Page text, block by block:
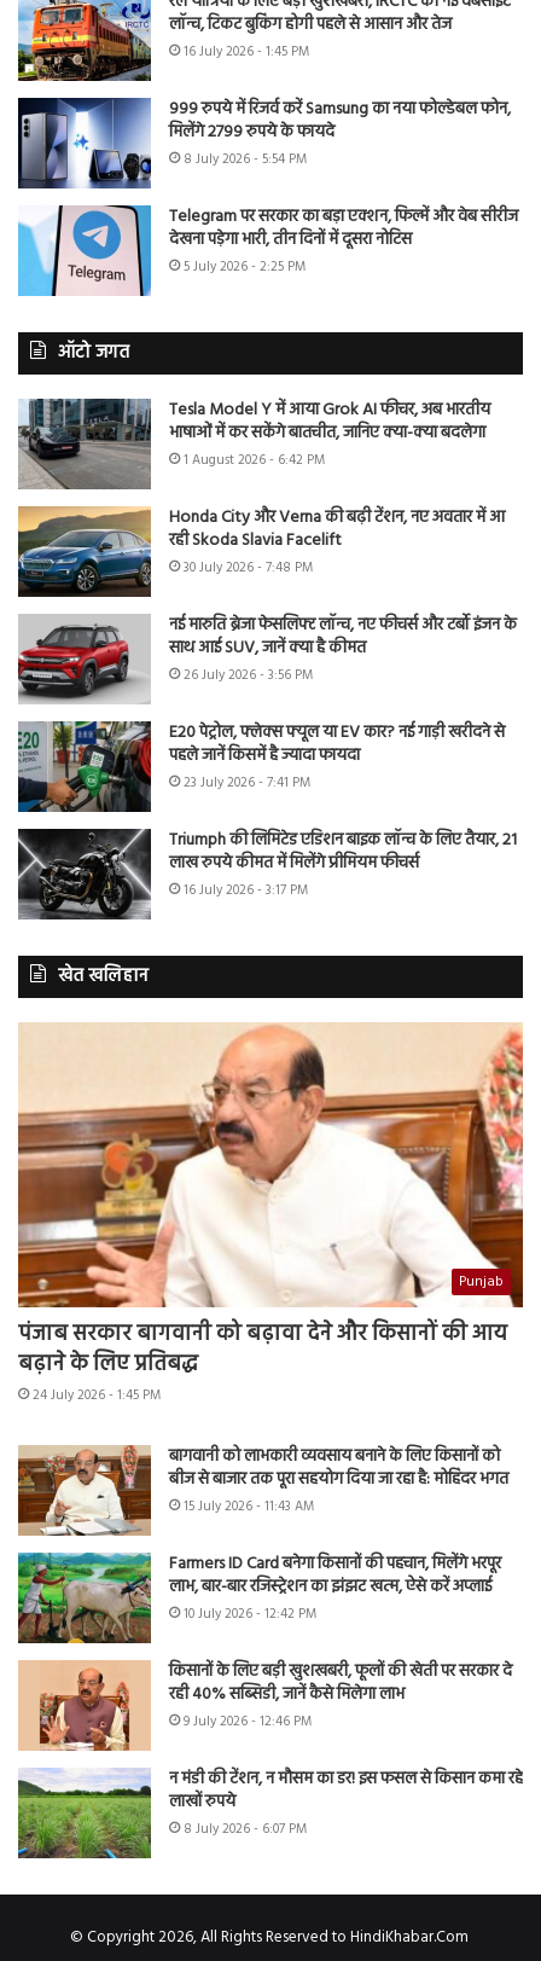
लॉन्च, टिकट बुकिंग होगी पहले से आसान और तेज
16 July 2026 - 1:45 PM
999 रुपये में रिजर्व करें Samsung का नया फोल्डेबल फोन,
मिलेंगे 2799 रुपये के फायदे
8 July 2026 - 5:54 PM
Telegram पर सरकार का बड़ा एक्शन, फिल्में और वेब सीरीज
देखना पड़ेगा भारी, तीन दिनों में दूसरा नोटिस
5 July 2026 - 2:25 PM
ऑटो जगत
Tesla Model Y में आया Grok AI फीचर, अब भारतीय
भाषाओं में कर सकेंगे बातचीत, जानिए क्या-क्या बदलेगा
1 August 2026 - 6:42 PM
Honda City और Verna की बढ़ी टेंशन, नए अवतार में आ
रही Skoda Slavia Facelift
30 July 2026 - 7:48 PM
नई मारुति ब्रेजा फेसलिफ्ट लॉन्च, नए फीचर्स और टर्बो इंजन के
साथ आई SUV, जानें क्या है कीमत
26 July 2026 - 3:56 PM
E20 पेट्रोल, फ्लेक्स फ्यूल या EV कार? नई गाड़ी खरीदने से
पहले जानें किसमें है ज्यादा फायदा
23 July 2026 - 7:41 PM
Triumph की लिमिटेड एडिशन बाइक लॉन्च के लिए तैयार, 21
लाख रुपये कीमत में मिलेंगे प्रीमियम फीचर्स
16 July 2026 - 3:17 PM
खेत खलिहान
Punjab
पंजाब सरकार बागवानी को बढ़ावा देने और किसानों की आय
बढ़ाने के लिए प्रतिबद्ध
24 July 2026 - 1:45 PM
बागवानी को लाभकारी व्यवसाय बनाने के लिए किसानों को
बीज से बाजार तक पूरा सहयोग दिया जा रहा है: मोहिंदर भगत
15 July 2026 - 11:43 AM
Farmers ID Card बनेगा किसानों की पहचान, मिलेंगे भरपूर
लाभ, बार-बार रजिस्ट्रेशन का झंझट खत्म, ऐसे करें अप्लाई
10 July 2026 - 12:42 PM
किसानों के लिए बड़ी खुशखबरी, फूलों की खेती पर सरकार दे
रही 40% सब्सिडी, जानें कैसे मिलेगा लाभ
9 July 2026 - 12:46 PM
न मंडी की टेंशन, न मौसम का डर! इस फसल से किसान कमा रहे
लाखों रुपये
8 July 2026 - 6:07 PM
© Copyright 2026, All Rights Reserved to HindiKhabar.Com